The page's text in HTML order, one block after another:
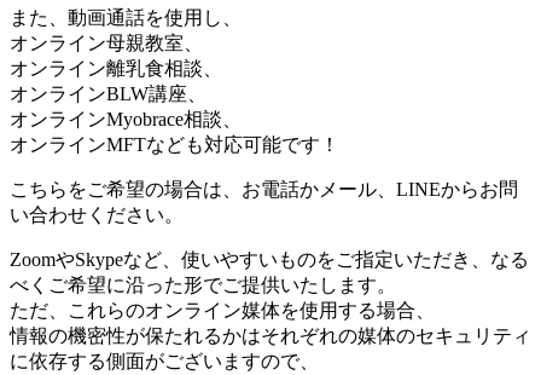
また、動画通話を使用し、
オンライン母親教室、
オンライン離乳食相談、
オンラインBLW講座、
オンラインMyobrace相談、
オンラインMFTなども対応可能です！
こちらをご希望の場合は、お電話かメール、LINEからお問
い合わせください。
ZoomやSkypeなど、使いやすいものをご指定いただき、なる
べくご希望に沿った形でご提供いたします。
ただ、これらのオンライン媒体を使用する場合、
情報の機密性が保たれるかはそれぞれの媒体のセキュリティ
に依存する側面がございますので、